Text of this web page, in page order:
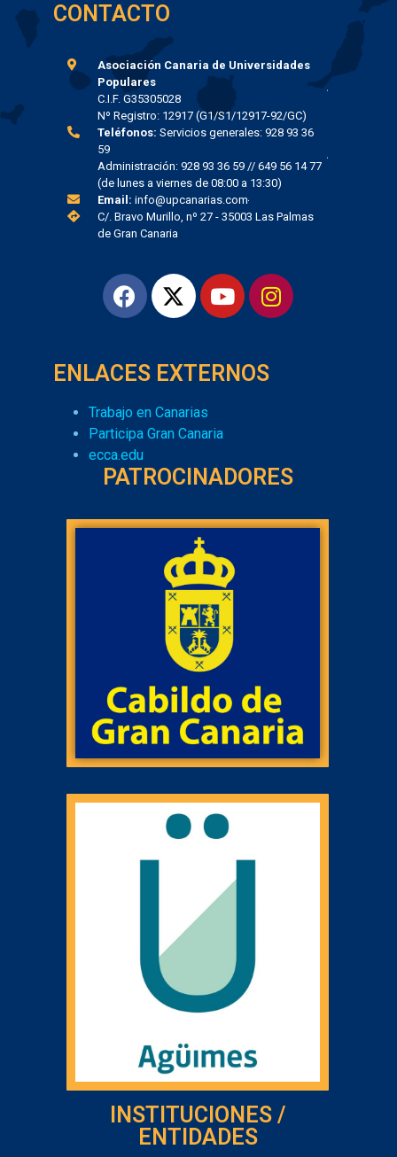
CONTACTO
Asociación Canaria de Universidades
Populares
C.I.F. G35305028
Nº Registro: 12917 (G1/S1/12917-92/GC)
Teléfonos: Servicios generales: 928 93 36
59
Administración: 928 93 36 59 // 649 56 14 77
(de lunes a viernes de 08:00 a 13:30)
Email: info@upcanarias.com
C/. Bravo Murillo, nº 27 - 35003 Las Palmas
de Gran Canaria
ENLACES EXTERNOS
Trabajo en Canarias
Participa Gran Canaria
ecca.edu
PATROCINADORES
INSTITUCIONES /
ENTIDADES